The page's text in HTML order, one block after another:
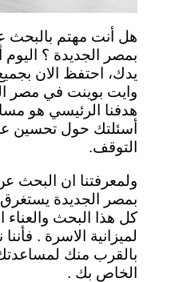
هل أنت مهتم بالبحث
بمصر الجديدة ؟
يدك، احتفظ الان
وايت بوينت في مصر
هدفنا الرئيسي هو
أسئلتك حول تحسين
التوقف.
ولمعرفتنا ان البحث
بمصر الجديدة
كل هذا البحث والعناء
لميزانية الاسرة .
بالقرب منك
الخاص بك .